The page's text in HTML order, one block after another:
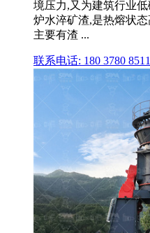
境压力,又为建筑行业
炉水淬矿渣,是热熔状
主要有渣 ...
联系电话: 180 3780 8511